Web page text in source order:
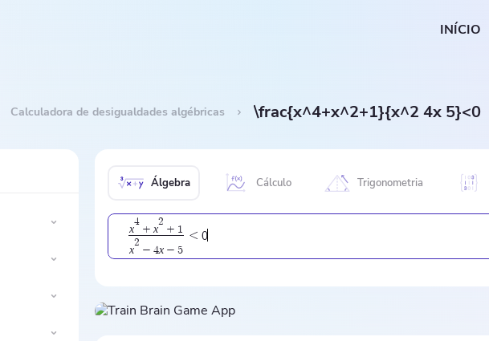
INÍCIO
Calculadora de desigualdades algébricas \frac{x^4+x^2+1}{x^2 4x 5}<0
Álgebra Cálculo Trigonometria
x
4
+ x
2
+ 1
x
2
− 4x − 5
< 0